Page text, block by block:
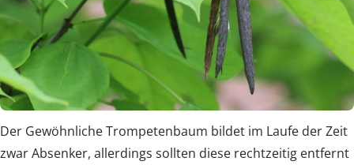
Der Gewöhnliche Trompetenbaum bildet im Laufe der Zeit
zwar Absenker, allerdings sollten diese rechtzeitig entfernt